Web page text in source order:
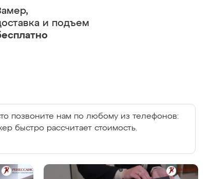
и подъем
позвоните нам по любому из телефонов:
быстро рассчитает стоимость.